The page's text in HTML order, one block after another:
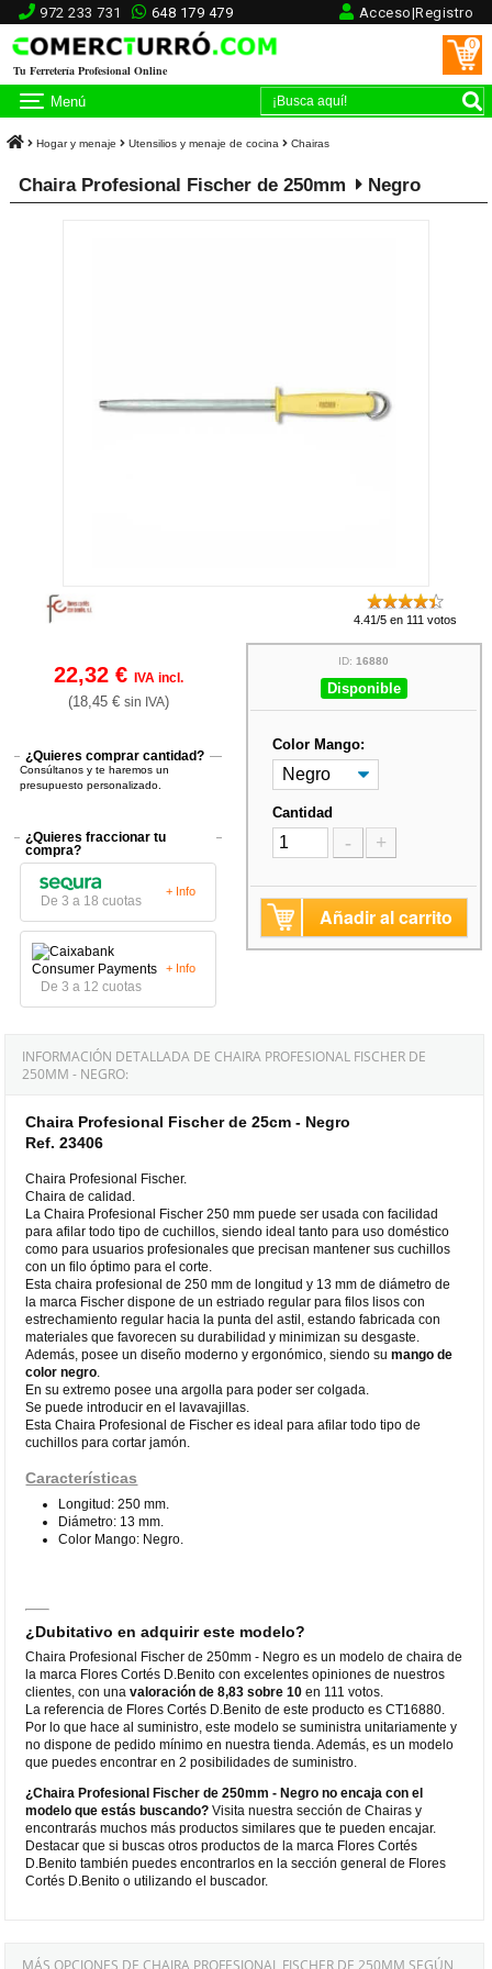
972 233 731 648 179 479 Acceso|Registro
Tu Ferretería Profesional Online
0
Menú
Hogar y menaje Utensilios y menaje de cocina Chairas
Chaira Profesional Fischer de 250mm Negro
4.41/5 en 111 votos
22,32 € IVA incl.
(18,45 € sin IVA)
¿Quieres comprar cantidad?
Consúltanos y te haremos un
presupuesto personalizado.
¿Quieres fraccionar tu
compra?
De 3 a 18 cuotas
+ Info
De 3 a 12 cuotas
+ Info
ID:16880
Disponible
Color Mango:
Cantidad
- +
Añadir al carrito
INFORMACIÓN DETALLADA DE CHAIRA PROFESIONAL FISCHER DE
250MM - NEGRO:
Chaira Profesional Fischer de 25cm - Negro
Ref. 23406
Chaira Profesional Fischer.
Chaira de calidad.
La Chaira Profesional Fischer 250 mm puede ser usada con facilidad
para afilar todo tipo de cuchillos, siendo ideal tanto para uso doméstico
como para usuarios profesionales que precisan mantener sus cuchillos
con un filo óptimo para el corte.
Esta chaira profesional de 250 mm de longitud y 13 mm de diámetro de
la marca Fischer dispone de un estriado regular para filos lisos con
estrechamiento regular hacia la punta del astil, estando fabricada con
materiales que favorecen su durabilidad y minimizan su desgaste.
Además, posee un diseño moderno y ergonómico, siendo sumango de
color negro
En su extremo posee una argolla para poder ser colgada.
Se puede introducir en el lavavajillas.
Esta Chaira Profesional de Fischer es ideal para afilar todo tipo de
cuchillos para cortar jamón.
Características
Longitud: 250 mm.
Diámetro: 13 mm.
Color Mango: Negro.
¿Dubitativo en adquirir este modelo?
Chaira Profesional Fischer de 250mm - Negro es un modelo de chaira de
la marca Flores Cortés D.Benito con excelentes opiniones de nuestros
clientes, con unavaloración de 8,83 sobre 10 en 111 votos.
La referencia de Flores Cortés D.Benito de este producto es CT16880.
Por lo que hace al suministro, este modelo se suministra unitariamente y
no dispone de pedido mínimo en nuestra tienda. Además, es un modelo
que puedes encontrar en 2 posibilidades de suministro.
¿Chaira Profesional Fischer de 250mm - Negro no encaja con el
modelo que estás buscando? Visita nuestra sección de Chairas y
encontrarás muchos más productos similares que te pueden encajar.
Destacar que si buscas otros productos de la marca Flores Cortés
D.Benito también puedes encontrarlos en la sección general de Flores
Cortés D.Benito o utilizando el buscador.
MÁS OPCIONES DE CHAIRA PROFESIONAL FISCHER DE 250MM SEGÚN